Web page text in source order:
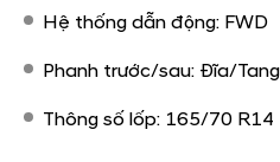
Hệ thống dẫn động: FWD
Phanh trước/sau: Đĩa/
Thông số lốp: 165/70 R14